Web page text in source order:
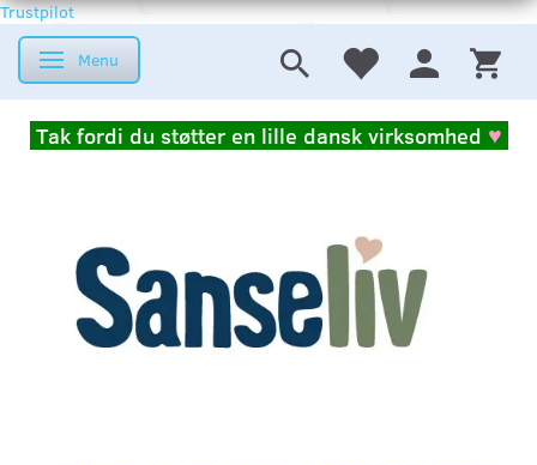
Trustpilot
Skifte navigation
Menu
Tak fordi du støtter en lille dansk virksomhed ♥